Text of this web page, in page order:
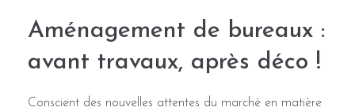
Aménagement de bureaux :
avant travaux, après déco !
Conscient des nouvelles attentes du marché en matière